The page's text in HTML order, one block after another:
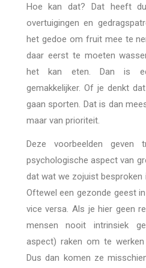
Hoe kan dat? Dat heeft
overtuigingen en
het gedoe om fruit mee te
daar eerst te moeten
het kan eten. Dan is
gemakkelijker. Of je denkt
gaan sporten. Dat is dan
maar van prioriteit.
Deze voorbeelden
psychologische aspect van
dat wat we zojuist besproken
Oftewel een gezonde geest
vice versa. Als je hier geen
mensen nooit intrinsiek
aspect) raken om te
Dus dan komen ze